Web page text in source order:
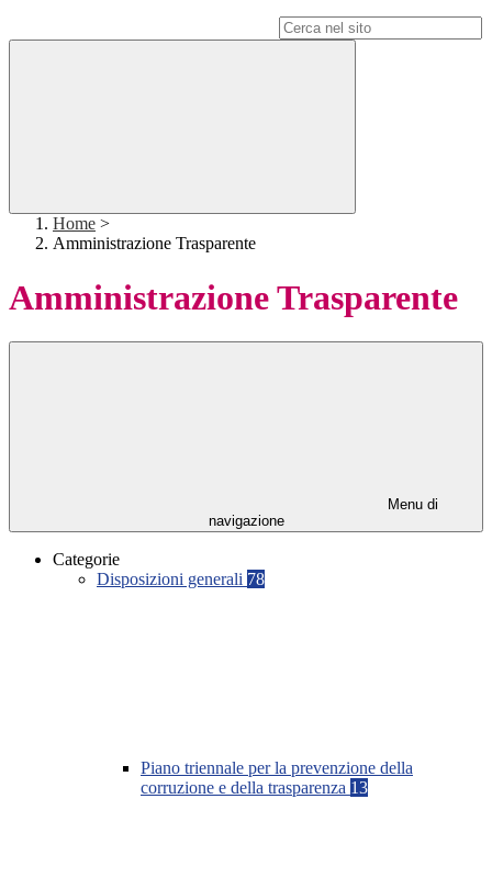
Home >
Amministrazione Trasparente
Amministrazione Trasparente
Menu di
navigazione
Categorie
Disposizioni generali 78
Piano triennale per la prevenzione della
corruzione e della trasparenza 13